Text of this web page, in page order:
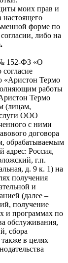
моих прав и
настоящего
форме по
либо на
№ 152-ФЗ «О
«Аристон Термо
работы
Термо
(лицам,
ООО
с ними
договора
обрабатываемым
Россия,
г.п.
д. 9 к. 1) на
получения
и
(далее –
получение
и программах по
обслуживания,
сбора
в целях